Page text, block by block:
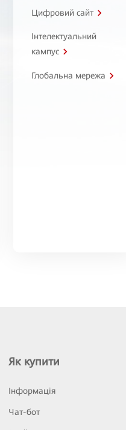
Цифровий сайт
Інтелектуальний
кампус
Глобальна мережа
Як купити
Інформація
Чат-бот